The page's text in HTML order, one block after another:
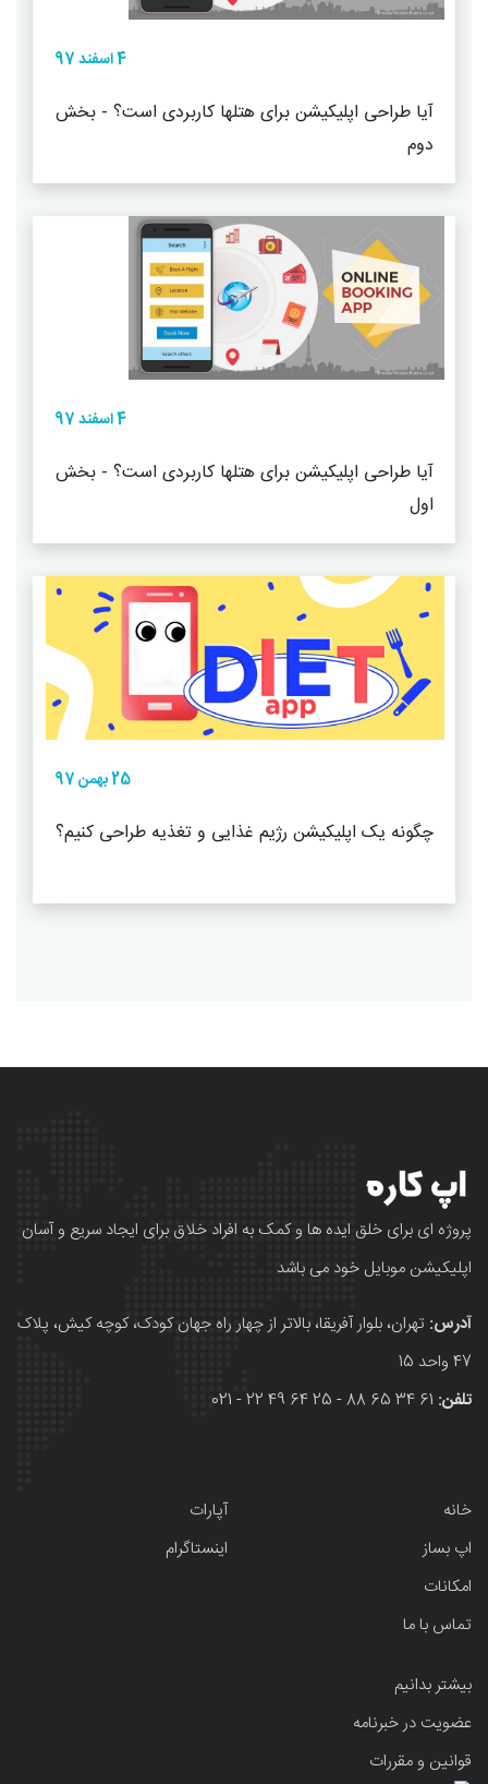
4 اسفند 97
آیا طراحی اپلیکیشن برای هتلها کاربردی است؟ - بخش
دوم
4 اسفند 97
آیا طراحی اپلیکیشن برای هتلها کاربردی است؟ - بخش
اول
25 بهمن 97
چگونه یک اپلیکیشن رژیم غذایی و تغذیه طراحی کنیم؟
پروژه ای برای خلق ایده ها و کمک به افراد خلاق برای ایجاد سریع و آسان
اپلیکیشن موبایل خود می باشد
آدرس: تهران، بلوار آفریقا، بالاتر از چهار راه جهان کودک، کوچه کیش، پلاک
47 واحد 15
تلفن:
خانه
اپ بساز
امکانات
تماس با ما
آپارات
اینستاگرام
بیشتر بدانیم
عضویت در خبرنامه
قوانین و مقررات